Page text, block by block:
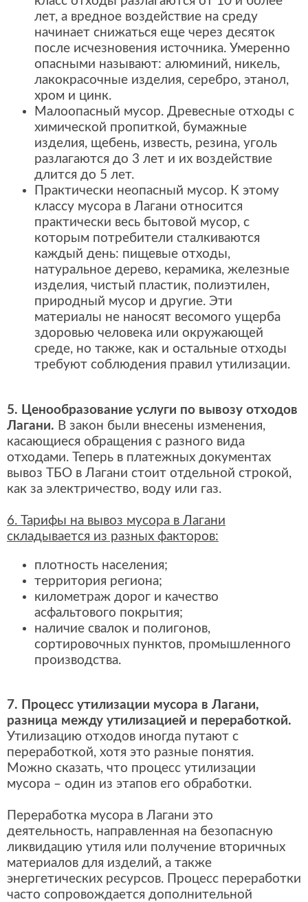
лет, а вредное воздействие на среду
начинает снижаться еще через десяток
после исчезновения источника. Умеренно
опасными называют: алюминий, никель,
лакокрасочные изделия, серебро, этанол,
хром и цинк.
Малоопасный мусор. Древесные отходы с
химической пропиткой, бумажные
изделия, щебень, известь, резина, уголь
разлагаются до 3 лет и их воздействие
длится до 5 лет.
Практически неопасный мусор. К этому
классу мусора в Лагани относится
практически весь бытовой мусор, с
которым потребители сталкиваются
каждый день: пищевые отходы,
натуральное дерево, керамика, железные
изделия, чистый пластик, полиэтилен,
природный мусор и другие. Эти
материалы не наносят весомого ущерба
здоровью человека или окружающей
среде, но также, как и остальные отходы
требуют соблюдения правил утилизации.
5. Ценообразование услуги по вывозу отходов
Лагани. В закон были внесены изменения,
касающиеся обращения с разного вида
отходами. Теперь в платежных документах
вывоз ТБО в Лагани стоит отдельной строкой,
как за электричество, воду или газ.
6. Тарифы на вывоз мусора в Лагани
складывается из разных факторов:
плотность населения;
территория региона;
километраж дорог и качество
асфальтового покрытия;
наличие свалок и полигонов,
сортировочных пунктов, промышленного
производства.
7. Процесс утилизации мусора в Лагани,
разница между утилизацией и переработкой.
Утилизацию отходов иногда путают с
переработкой, хотя это разные понятия.
Можно сказать, что процесс утилизации
мусора – один из этапов его обработки.
Переработка мусора в Лагани это
деятельность, направленная на безопасную
ликвидацию утиля или получение вторичных
материалов для изделий, а также
энергетических ресурсов. Процесс переработки
часто сопровождается дополнительной